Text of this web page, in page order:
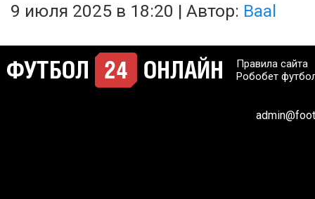
9 июля 2025 в 18:20 | Автор: Baal
Правила сайта
Робобет